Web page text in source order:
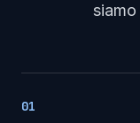
01